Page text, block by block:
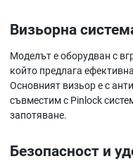
Визьорна
Моделът е оборудван с
който предлага
Основният визьор е с
съвместим с Pinlock
запотяване.
Безопасност и